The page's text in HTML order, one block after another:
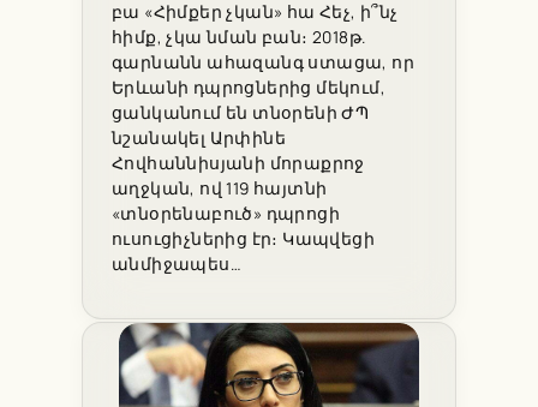
բա «Հիմքեր չկան» հա Հեչ, ի՞նչ
հիմք, չկա նման բան։ 2018թ.
գարնանն ահազանգ ստացա, որ
Երևանի դպրոցներից մեկում,
ցանկանում են տնօրենի ԺՊ
նշանակել Արփինե
Հովհաննիսյանի մորաքրոջ
աղջկան, ով 119 հայտնի
«տնօրենաբուծ» դպրոցի
ուսուցիչներից էր։ Կապվեցի
անմիջապես…